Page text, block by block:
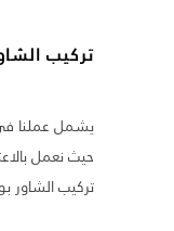
تركيب
يشمل عملنا
حيث نعمل
تركيب الشاور